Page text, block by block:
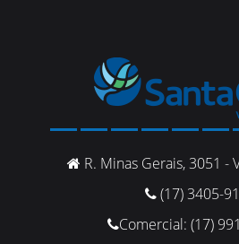
R. Minas Gerais, 3051 -
(17) 3405-
Comercial: (17)